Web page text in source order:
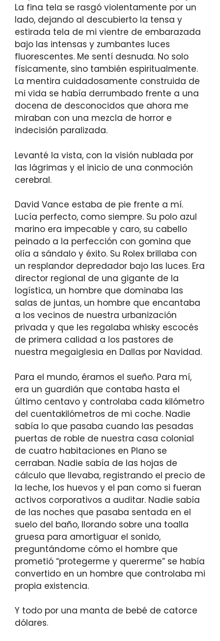
La fina tela se rasgó violentamente por un
lado, dejando al descubierto la tensa y
estirada tela de mi vientre de embarazada
bajo las intensas y zumbantes luces
fluorescentes. Me sentí desnuda. No solo
físicamente, sino también espiritualmente.
La mentira cuidadosamente construida de
mi vida se había derrumbado frente a una
docena de desconocidos que ahora me
miraban con una mezcla de horror e
indecisión paralizada.
Levanté la vista, con la visión nublada por
las lágrimas y el inicio de una conmoción
cerebral.
David Vance estaba de pie frente a mí.
Lucía perfecto, como siempre. Su polo azul
marino era impecable y caro, su cabello
peinado a la perfección con gomina que
olía a sándalo y éxito. Su Rolex brillaba con
un resplandor depredador bajo las luces. Era
director regional de una gigante de la
logística, un hombre que dominaba las
salas de juntas, un hombre que encantaba
a los vecinos de nuestra urbanización
privada y que les regalaba whisky escocés
de primera calidad a los pastores de
nuestra megaiglesia en Dallas por Navidad.
Para el mundo, éramos el sueño. Para mí,
era un guardián que contaba hasta el
último centavo y controlaba cada kilómetro
del cuentakilómetros de mi coche. Nadie
sabía lo que pasaba cuando las pesadas
puertas de roble de nuestra casa colonial
de cuatro habitaciones en Plano se
cerraban. Nadie sabía de las hojas de
cálculo que llevaba, registrando el precio de
la leche, los huevos y el pan como si fueran
activos corporativos a auditar. Nadie sabía
de las noches que pasaba sentada en el
suelo del baño, llorando sobre una toalla
gruesa para amortiguar el sonido,
preguntándome cómo el hombre que
prometió “protegerme y quererme” se había
convertido en un hombre que controlaba mi
propia existencia.
Y todo por una manta de bebé de catorce
dólares.